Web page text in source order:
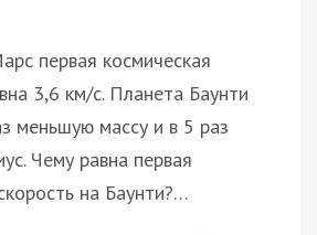
первая космическая
3,6 км/с. Планета Баунти
меньшую массу и в 5 раз
Чему равна первая
на Баунти?…